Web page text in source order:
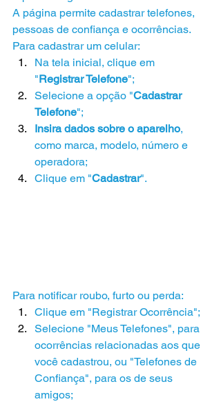
A página permite cadastrar telefones,
pessoas de confiança e ocorrências.
Para cadastrar um celular:
Na tela inicial, clique em
"Registrar Telefone";
Selecione a opção "Cadastrar
Telefone";
Insira dados sobre o aparelho,
como marca, modelo, número e
operadora;
Clique em "Cadastrar".
Para notificar roubo, furto ou perda:
Clique em "Registrar Ocorrência";
Selecione "Meus Telefones", para
ocorrências relacionadas aos que
você cadastrou, ou "Telefones de
Confiança", para os de seus
amigos;